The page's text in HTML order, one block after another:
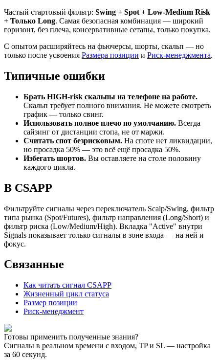
Частый стартовый фильтр: Swing + Spot + Low-Medium Risk
+ Только Long. Самая безопасная комбинация — широкий
горизонт, без плеча, консервативные сетапы, только покупка.
С опытом расширяйтесь на фьючерсы, шорты, скальп — но
только после усвоения Размера позиции и Риск-менеджмента.
Типичные ошибки
Брать HIGH-risk скальпы на телефоне на работе.
Скальп требует полного внимания. Не можете смотреть
график — только свинг.
Использовать полное плечо по умолчанию. Всегда
сайзинг от дистанции стопа, не от маржи.
Считать спот безрисковым. На споте нет ликвидации,
но просадка 50% — это всё ещё просадка 50%.
Избегать шортов. Вы оставляете на столе половину
каждого цикла.
В CSAPP
Фильтруйте сигналы через переключатель Scalp/Swing, фильтр
типа рынка (Spot/Futures), фильтр направления (Long/Short) и
фильтр риска (Low/Medium/High). Вкладка "Active" внутри
Signals показывает только сигналы в зоне входа — на ней и
фокус.
Связанные
Как читать сигнал CSAPP
Жизненный цикл статуса
Размер позиции
Риск-менеджмент
Готовы применить полученные знания?
Сигналы в реальном времени с входом, TP и SL — настройка
за 60 секунд.